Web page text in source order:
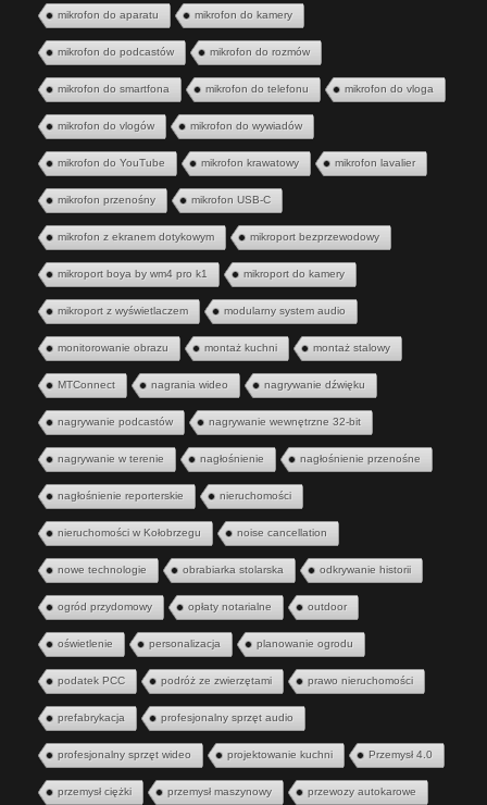
mikrofon do aparatu mikrofon do kamery
mikrofon do podcastów mikrofon do rozmów
mikrofon do smartfona mikrofon do telefonu mikrofon do vloga
mikrofon do vlogów mikrofon do wywiadów
mikrofon do YouTube mikrofon krawatowy mikrofon lavalier
mikrofon przenośny mikrofon USB-C
mikrofon z ekranem dotykowym mikroport bezprzewodowy
mikroport boya by wm4 pro k1 mikroport do kamery
mikroport z wyświetlaczem modularny system audio
monitorowanie obrazu montaż kuchni montaż stalowy
MTConnect nagrania wideo nagrywanie dźwięku
nagrywanie podcastów nagrywanie wewnętrzne 32-bit
nagrywanie w terenie nagłośnienie nagłośnienie przenośne
nagłośnienie reporterskie nieruchomości
nieruchomości w Kołobrzegu noise cancellation
nowe technologie obrabiarka stolarska odkrywanie historii
ogród przydomowy opłaty notarialne outdoor
oświetlenie personalizacja planowanie ogrodu
podatek PCC podróż ze zwierzętami prawo nieruchomości
prefabrykacja profesjonalny sprzęt audio
profesjonalny sprzęt wideo projektowanie kuchni Przemysł 4.0
przemysł ciężki przemysł maszynowy przewozy autokarowe